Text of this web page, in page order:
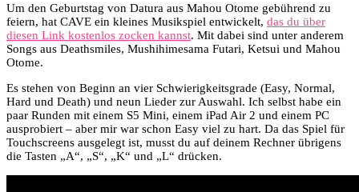
Um den Geburtstag von Datura aus Mahou Otome gebührend zu
feiern, hat CAVE ein kleines Musikspiel entwickelt, das du über
diesen Link kostenlos zocken kannst. Mit dabei sind unter anderem
Songs aus Deathsmiles, Mushihimesama Futari, Ketsui und Mahou
Otome.
Es stehen von Beginn an vier Schwierigkeitsgrade (Easy, Normal,
Hard und Death) und neun Lieder zur Auswahl. Ich selbst habe ein
paar Runden mit einem S5 Mini, einem iPad Air 2 und einem PC
ausprobiert – aber mir war schon Easy viel zu hart. Da das Spiel für
Touchscreens ausgelegt ist, musst du auf deinem Rechner übrigens
die Tasten „A“, „S“, „K“ und „L“ drücken.